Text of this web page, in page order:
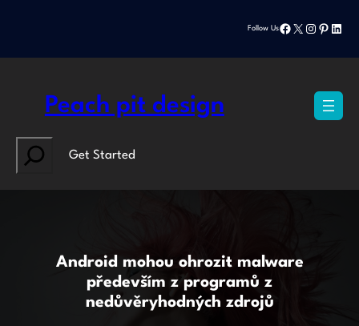
Follow UsFacebook
X Instagram
Peach pit design
Search
Get Started
Android mohou ohrozit malware
především z programů z
nedůvěryhodných zdrojů